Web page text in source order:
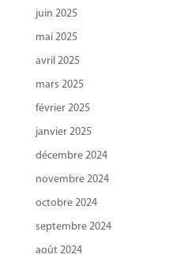
juin 2025
mai 2025
avril 2025
mars 2025
février 2025
janvier 2025
décembre 2024
novembre 2024
octobre 2024
septembre 2024
août 2024